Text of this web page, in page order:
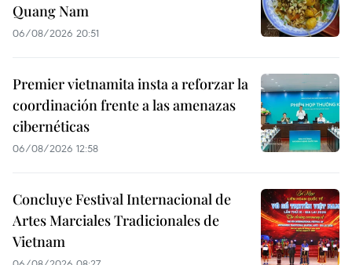
Quang Nam
06/08/2026 20:51
Premier vietnamita insta a reforzar la
coordinación frente a las amenazas
cibernéticas
06/08/2026 12:58
Concluye Festival Internacional de
Artes Marciales Tradicionales de
Vietnam